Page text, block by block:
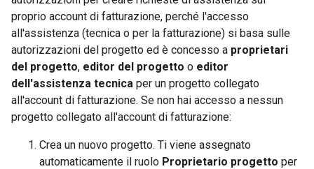
proprio account di fatturazione, perché l'accesso
all'assistenza (tecnica o per la fatturazione) si basa sulle
autorizzazioni del progetto ed è concesso a proprietari
del progetto, editor del progetto o editor
dell'assistenza tecnica per un progetto collegato
all'account di fatturazione. Se non hai accesso a nessun
progetto collegato all'account di fatturazione:
Crea un nuovo progetto. Ti viene assegnato
automaticamente il ruolo Proprietario progetto per